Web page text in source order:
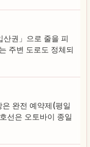
권」으로 줄을 피
주변 도로도 정체되
은 완전 예약제(평일
선은 오토바이 종일